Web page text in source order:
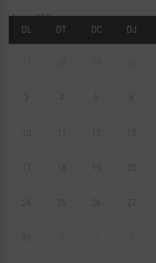
Agost 2026
DL
DT DC DJ
3 4 5 6
10 11 12 13
17 18 19 20
24 25 26 27
31